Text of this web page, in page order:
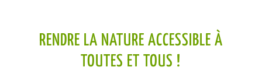
RENDRE LA NATURE ACCESSIBLE À
TOUTES ET TOUS !